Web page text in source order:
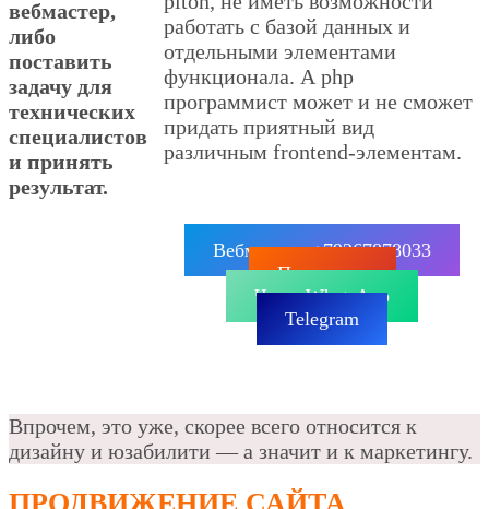
вебмастер,
либо
поставить
задачу для
технических
специалистов
и принять
результат.
работать с базой данных и
отдельными элементами
функционала. А php
программист может и не сможет
придать приятный вид
различным frontend-элементам.
Вебмастер: +79267878033
Позвонить
Чат в WhatsApp
Telegram
Впрочем, это уже, скорее всего относится к
дизайну и юзабилити — а значит и к маркетингу.